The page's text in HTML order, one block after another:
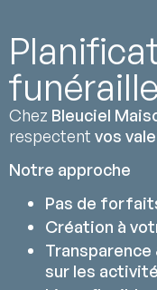
Chez Bleuciel
respectent vos
Notre approche
Pas de
Création à
sur les